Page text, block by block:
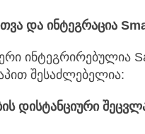
და ინტეგრაცია
ინტეგრირებულია
შესაძლებელია:
დისტანციური